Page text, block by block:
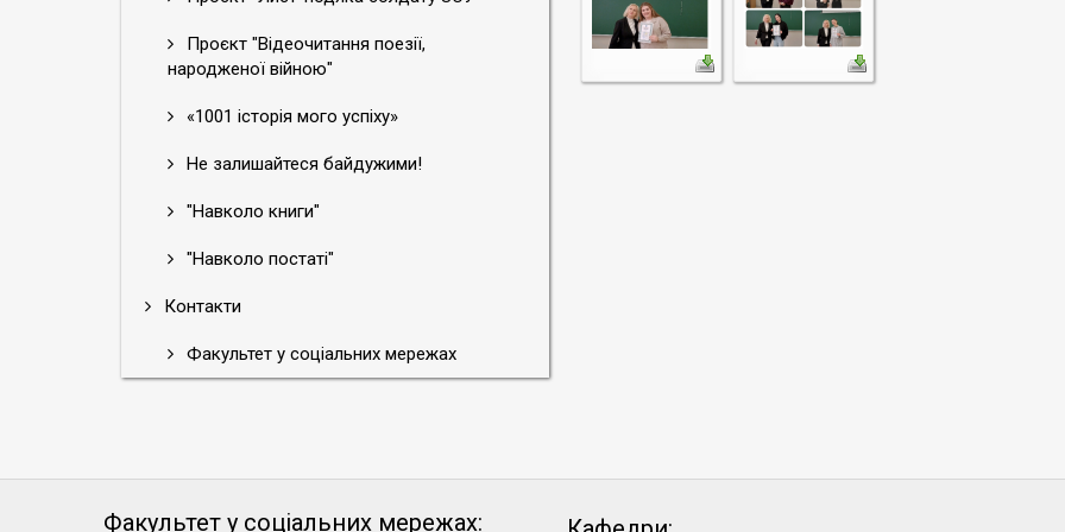
Проєкт "Відеочитання поезії,
народженої війною"
«1001 історія мого успіху»
Не залишайтеся байдужими!
"Навколо книги"
"Навколо постаті"
Контакти
Факультет у соціальних мережах
Факультет у соціальних мережах: